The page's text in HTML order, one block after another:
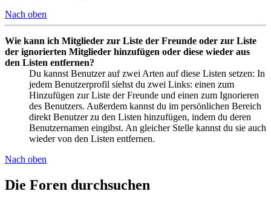
Nach oben
Wie kann ich Mitglieder zur Liste der Freunde oder zur Liste
der ignorierten Mitglieder hinzufügen oder diese wieder aus
den Listen entfernen?
Du kannst Benutzer auf zwei Arten auf diese Listen setzen: In
jedem Benutzerprofil siehst du zwei Links: einen zum
Hinzufügen zur Liste der Freunde und einen zum Ignorieren
des Benutzers. Außerdem kannst du im persönlichen Bereich
direkt Benutzer zu den Listen hinzufügen, indem du deren
Benutzernamen eingibst. An gleicher Stelle kannst du sie auch
wieder von den Listen entfernen.
Nach oben
Die Foren durchsuchen